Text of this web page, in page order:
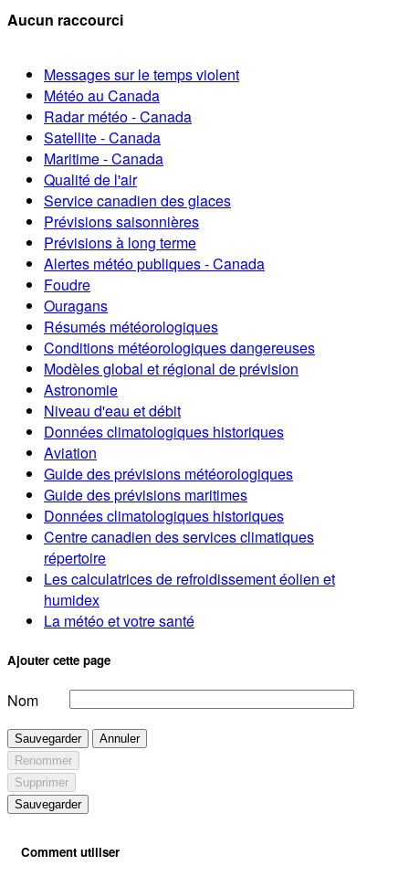
Aucun raccourci
Messages sur le temps violent
Météo au Canada
Radar météo - Canada
Satellite - Canada
Maritime - Canada
Qualité de l'air
Service canadien des glaces
Prévisions saisonnières
Prévisions à long terme
Alertes météo publiques - Canada
Foudre
Ouragans
Résumés météorologiques
Conditions météorologiques dangereuses
Modèles global et régional de prévision
Astronomie
Niveau d'eau et débit
Données climatologiques historiques
Aviation
Guide des prévisions météorologiques
Guide des prévisions maritimes
Données climatologiques historiques
Centre canadien des services climatiques
répertoire
Les calculatrices de refroidissement éolien et
humidex
La météo et votre santé
Ajouter cette page
Nom
Sauvegarder
Annuler
Renommer
Supprimer
Sauvegarder
Comment utiliser